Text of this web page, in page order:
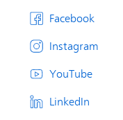
Facebook
Instagram
YouTube
LinkedIn